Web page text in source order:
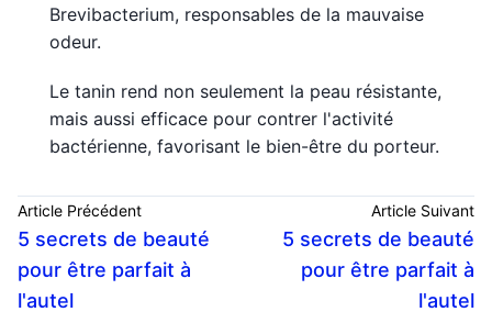
Brevibacterium, responsables de la mauvaise
odeur.
Le tanin rend non seulement la peau résistante,
mais aussi efficace pour contrer l'activité
bactérienne, favorisant le bien-être du porteur.
Article Précédent
5 secrets de beauté
pour être parfait à
l'autel
Article Suivant
5 secrets de beauté
pour être parfait à
l'autel